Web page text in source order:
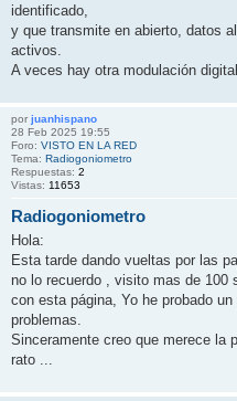
identificado,
y que transmite en abierto, datos
activos.
A veces hay otra modulación
por juanhispano
28 Feb 2025 19:55
Foro: VISTO EN LA RED
Tema: Radiogoniometro
Respuestas: 2
Vistas: 11653
Radiogoniometro
Hola:
Esta tarde dando vueltas por las
no lo recuerdo , visito mas de
con esta página, Yo he probado
problemas.
Sinceramente creo que merece la
rato ...